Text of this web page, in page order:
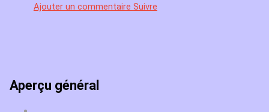
Ajouter un commentaire Suivre
Aperçu général